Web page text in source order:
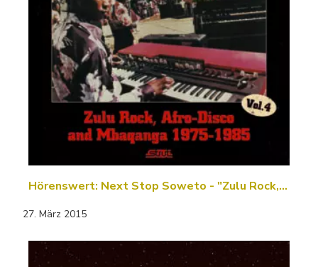
Hörenswert: Next Stop Soweto - "Zulu Rock,…
27. März 2015